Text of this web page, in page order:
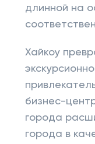
длинной на
Хайкоу
бизнес-
города
города в